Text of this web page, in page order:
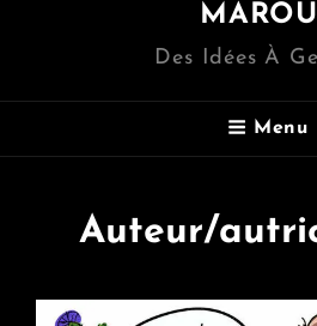
Des Idées À
Menu
Auteur/